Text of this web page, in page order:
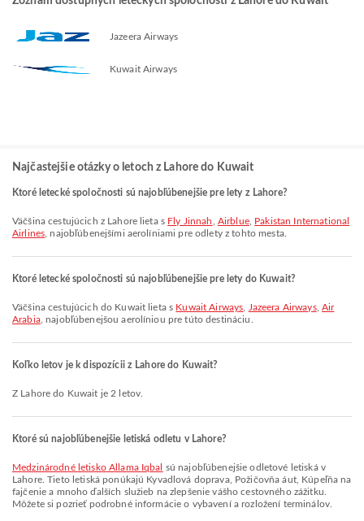
Jazeera Airways
Kuwait Airways
Najčastejšie otázky o letoch z Lahore do Kuwait
Ktoré letecké spoločnosti sú najobľúbenejšie pre lety z Lahore?
Väčšina cestujúcich z Lahore lieta s Fly Jinnah Airblue, Pakistan International
Airlines , najobľúbenejšími aerolíniami pre odlety z tohto mesta.
Ktoré letecké spoločnosti sú najobľúbenejšie pre lety do Kuwait?
Väčšina cestujúcich do Kuwait lieta s Kuwait Airways Jazeera Airways, Air
Arabia, najobľúbenejšou aerolíniou pre túto destináciu.
Koľko letov je k dispozícii z Lahore do Kuwait?
Z Lahore do Kuwait je 2 letov.
Ktoré sú najobľúbenejšie letiská odletu v Lahore?
Medzinárodné letisko Allama Iqbal sú najobľúbenejšie odletové letiská v
Lahore. Tieto letiská ponúkajú Kyvadlová doprava, Požičovňa áut, Kúpeľňa na
fajčenie a mnoho ďalších služieb na zlepšenie vášho cestovného zážitku.
Môžete si pozrieť podrobné informácie o vybavení a rozložení terminálov.